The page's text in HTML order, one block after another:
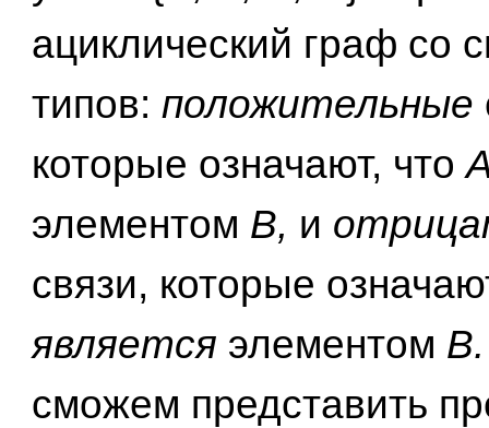
ациклический граф со
типов: положительные
которые означают, что
элементом В, и
связи, которые
является элементом
сможем представить